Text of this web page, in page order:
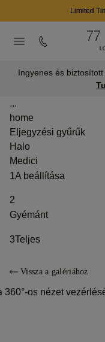
Limited
Ingyenes és
...
home
Eljegyzési gyűrűk
Halo
Medici
1A beállítása
2
Gyémánt
3Teljes
Vissza a galériához
os nézet